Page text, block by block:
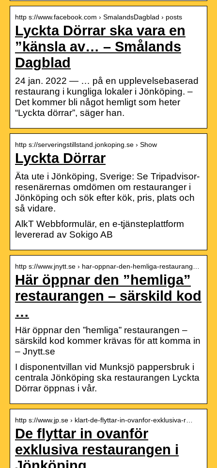
http s://www.facebook.com › SmalandsDagblad › posts
Lyckta Dörrar ska vara en
”känsla av… – Smålands
Dagblad
24 jan. 2022 — … på en upplevelsebaserad
restaurang i kungliga lokaler i Jönköping. –
Det kommer bli något hemligt som heter
“Lyckta dörrar”, säger han.
http s://serveringstillstand.jonkoping.se › Show
Lyckta Dörrar
Äta ute i Jönköping, Sverige: Se Tripadvisor-
resenärernas omdömen om restauranger i
Jönköping och sök efter kök, pris, plats och
så vidare.
AlkT Webbformulär, en e-tjänsteplattform
levererad av Sokigo AB
http s://www.jnytt.se › har-oppnar-den-hemliga-restaurang…
Här öppnar den ”hemliga”
restaurangen – särskild kod
…
Här öppnar den ”hemliga” restaurangen –
särskild kod kommer krävas för att komma in
– Jnytt.se
I disponentvillan vid Munksjö pappersbruk i
centrala Jönköping ska restaurangen Lyckta
Dörrar öppnas i vår.
http s://www.jp.se › klart-de-flyttar-in-ovanfor-exklusiva-r…
De flyttar in ovanför
exklusiva restaurangen i